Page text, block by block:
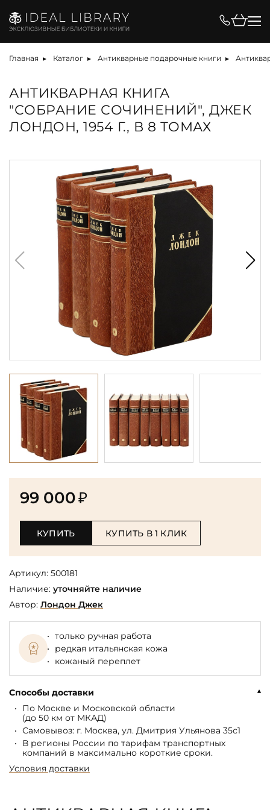
Главная Каталог Антикварные подарочные книги
АНТИКВАРНАЯ КНИГА
"СОБРАНИЕ СОЧИНЕНИЙ", ДЖЕК
ЛОНДОН, 1954 Г., В 8 ТОМАХ
99 000₽
КУПИТЬ КУПИТЬ В 1 КЛИК
Артикул: 500181
Наличие: уточняйте наличие
Автор: Лондон Джек
только ручная работа
редкая итальянская кожа
кожаный переплет
Способы доставки
По Москве и Московской области
(до 50 км от МКАД)
Самовывоз: г. Москва, ул. Дмитрия Ульянова 35с1
В регионы России по тарифам транспортных
компаний в максимально короткие сроки.
Условия доставки